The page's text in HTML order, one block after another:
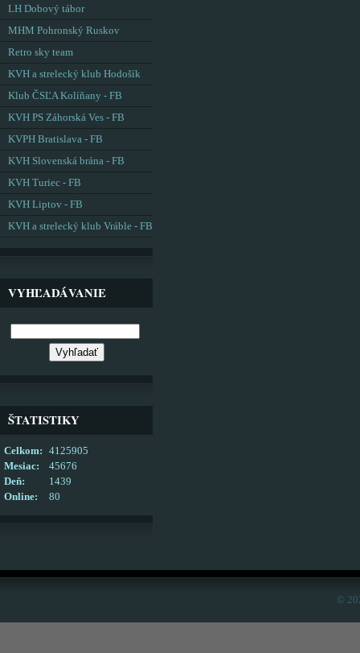
LH Dobový tábor
MHM Pohronský Ruskov
Retro sky team
KVH a strelecký klub Hodošík
Klub ČSĽA Kolíňany - FB
KVH PS Záhorská Ves - FB
KVPH Bratislava - FB
KVH Slovenská brána - FB
KVH Turiec - FB
KVH Liptov - FB
KVH a strelecký klub Vráble - FB
VYHĽADÁVANIE
ŠTATISTIKY
Online: 80
Celkom:
4125905
Mesiac:
45676
Deň:
1439
©